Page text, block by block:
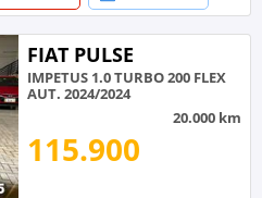
FIAT PULSE
IMPETUS 1.0 TURBO 200 FLEX
AUT. 2024/2024
20.000 km
115.900